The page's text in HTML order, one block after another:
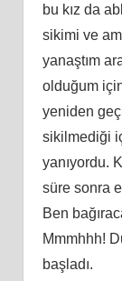
bu kız da
sikimi ve
yanaştım
olduğum
yeniden
sikilmediği
yanıyordu.
süre sonra
Ben
Mmmhhh!
başladı.